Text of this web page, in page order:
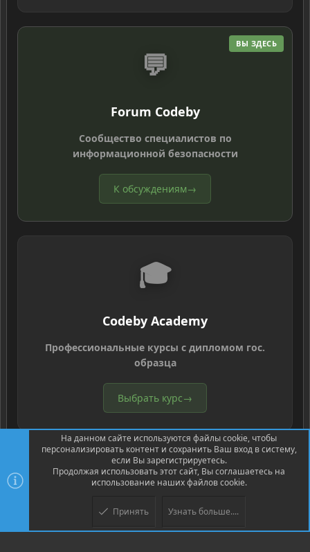
ВЫ ЗДЕСЬ
💬
Forum Codeby
Сообщество специалистов по
информационной безопасности
К обсуждениям→
🎓
Codeby Academy
Профессиональные курсы с дипломом гос.
образца
Выбрать курс→
Community platform by XenForo ® © 2010-2026 XenForo Ltd.
© Jason Axelrod of 8WAYRUN
На данном сайте используются файлы cookie, чтобы
персонализировать контент и сохранить Ваш вход в систему,
если Вы зарегистрируетесь.
Продолжая использовать этот сайт, Вы соглашаетесь на
использование наших файлов cookie.
Принять Узнать больше....